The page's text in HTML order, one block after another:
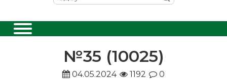
№35 (10025)
04.05.2024 1192 0